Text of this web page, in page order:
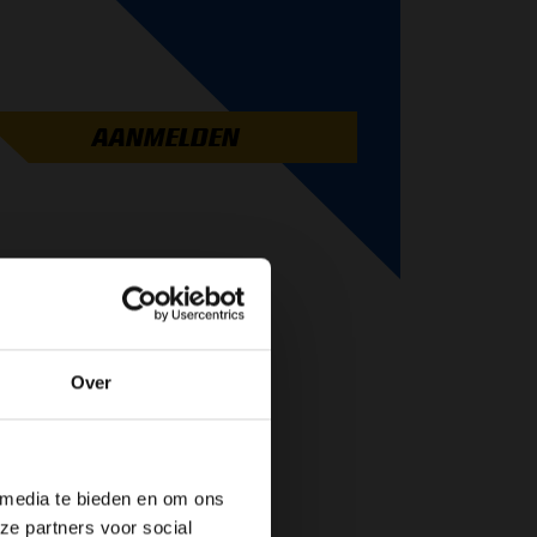
Over
te bieden en om ons
partners voor social
AANMELDEN